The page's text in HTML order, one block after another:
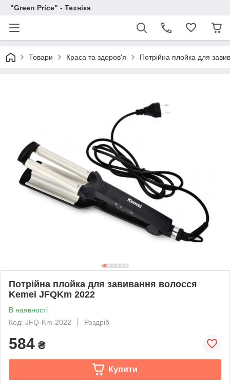
"Green Price" - Техніка
Товари Краса та здоров'я Потрійна плойка для
Потрійна плойка для завивання волосся
Kemei JFQKm 2022
В наявності
Код: JFQ-Km-2022
Роздріб
584 ₴
Купити